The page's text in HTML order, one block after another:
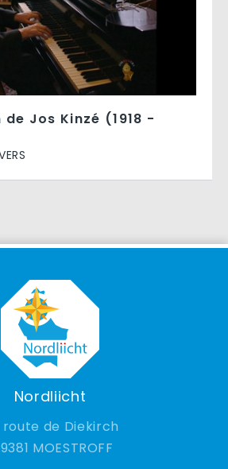
de Jos Kinzé (1918 -
Nordliicht
route de Diekirch
9381 MOESTROFF